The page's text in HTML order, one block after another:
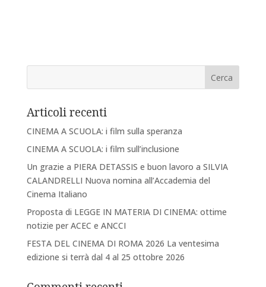
Articoli recenti
CINEMA A SCUOLA: i film sulla speranza
CINEMA A SCUOLA: i film sull’inclusione
Un grazie a PIERA DETASSIS e buon lavoro a SILVIA
CALANDRELLI Nuova nomina all’Accademia del
Cinema Italiano
Proposta di LEGGE IN MATERIA DI CINEMA: ottime
notizie per ACEC e ANCCI
FESTA DEL CINEMA DI ROMA 2026 La ventesima
edizione si terrà dal 4 al 25 ottobre 2026